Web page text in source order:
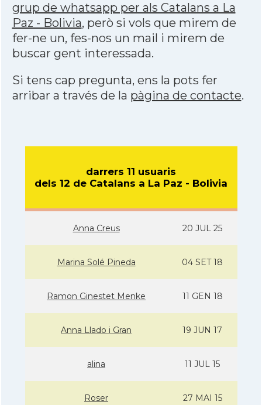
grup de whatsapp per als Catalans a La
Paz - Bolivia, però si vols que mirem de
fer-ne un, fes-nos un mail i mirem de
buscar gent interessada.
Si tens cap pregunta, ens la pots fer
arribar a través de la pàgina de contacte.
darrers 11 usuaris
dels 12 de Catalans a La Paz - Bolivia
Anna Creus 20 JUL 25
Marina Solé Pineda 04 SET 18
Ramon Ginestet Menke 11 GEN 18
Anna Llado i Gran 19 JUN 17
alina 11 JUL 15
Roser 27 MAI 15